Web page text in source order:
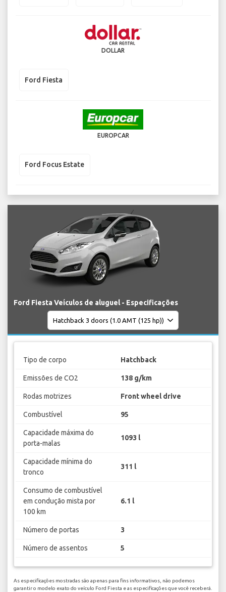
DOLLAR
Ford Fiesta
EUROPCAR
Ford Focus Estate
Ford Fiesta Veículos de aluguel - Especificações
Tipo de corpo Hatchback
Emissões de CO2 138 g/km
Rodas motrizes Front wheel drive
Combustível 95
Capacidade máxima do
porta-malas
1093 l
Capacidade mínima do
tronco
311 l
Consumo de combustível
em condução mista por
100 km
6.1 l
Número de portas 3
Número de assentos 5
As especificações mostradas são apenas para fins informativos, não podemos
garantir o modelo exato do veículo Ford Fiesta e as especificações que você receberá.